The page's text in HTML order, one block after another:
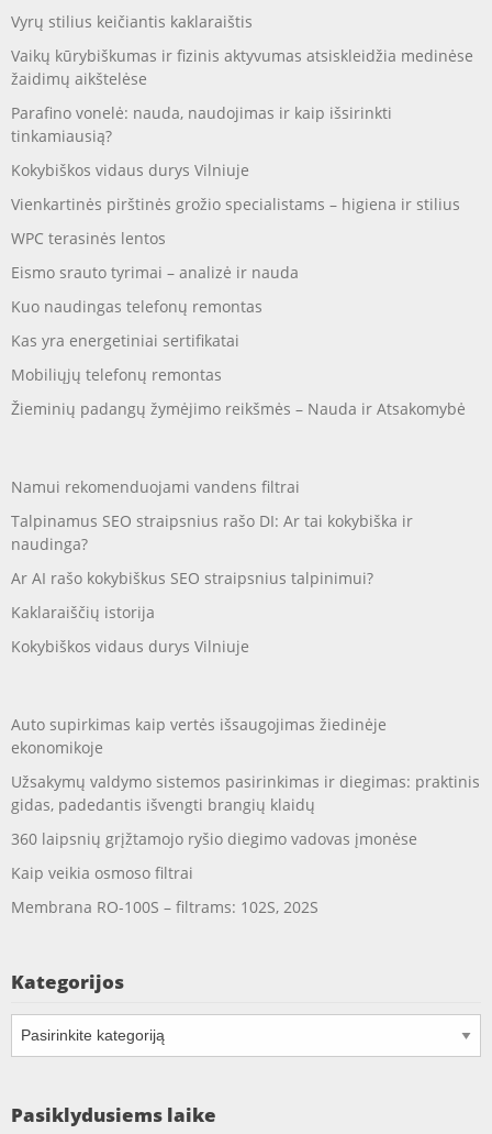
Vyrų stilius keičiantis kaklaraištis
Vaikų kūrybiškumas ir fizinis aktyvumas atsiskleidžia medinėse
žaidimų aikštelėse
Parafino vonelė: nauda, naudojimas ir kaip išsirinkti
tinkamiausią?
Kokybiškos vidaus durys Vilniuje
Vienkartinės pirštinės grožio specialistams – higiena ir stilius
WPC terasinės lentos
Eismo srauto tyrimai – analizė ir nauda
Kuo naudingas telefonų remontas
Kas yra energetiniai sertifikatai
Mobiliųjų telefonų remontas
Žieminių padangų žymėjimo reikšmės – Nauda ir Atsakomybė
Namui rekomenduojami vandens filtrai
Talpinamus SEO straipsnius rašo DI: Ar tai kokybiška ir
naudinga?
Ar AI rašo kokybiškus SEO straipsnius talpinimui?
Kaklaraiščių istorija
Kokybiškos vidaus durys Vilniuje
Auto supirkimas kaip vertės išsaugojimas žiedinėje
ekonomikoje
Užsakymų valdymo sistemos pasirinkimas ir diegimas: praktinis
gidas, padedantis išvengti brangių klaidų
360 laipsnių grįžtamojo ryšio diegimo vadovas įmonėse
Kaip veikia osmoso filtrai
Membrana RO-100S – filtrams: 102S, 202S
Kategorijos
Kategorijos
Pasiklydusiems laike